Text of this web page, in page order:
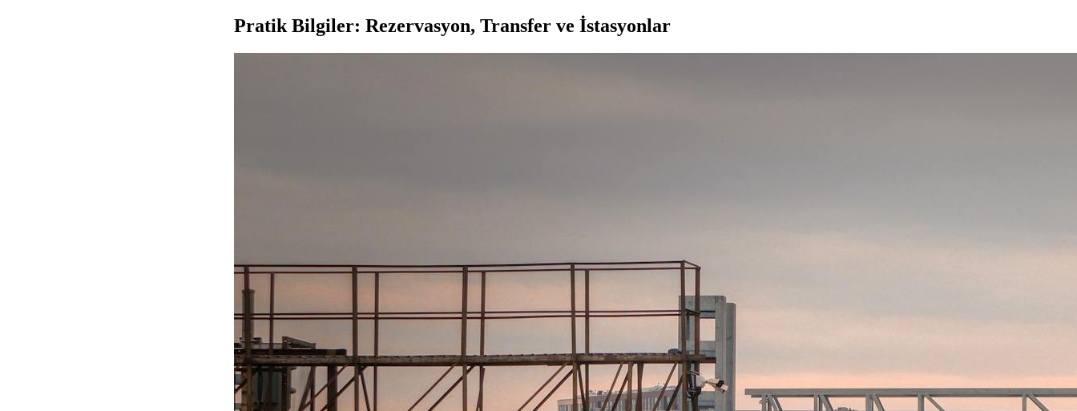
Pratik Bilgiler: Rezervasyon, Transfer ve İstasyonlar